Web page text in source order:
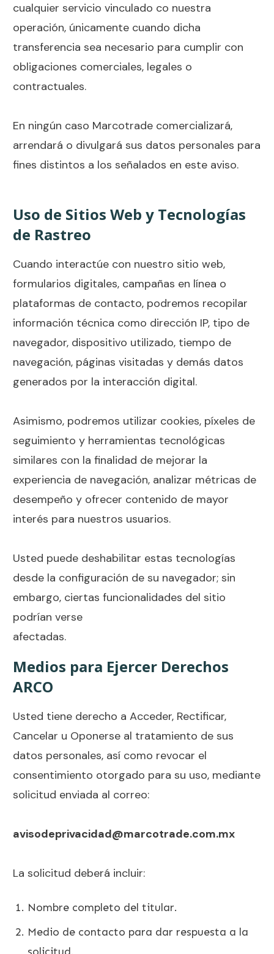
cualquier servicio vinculado co nuestra
operación, únicamente cuando dicha
transferencia sea necesario para cumplir con
obligaciones comerciales, legales o
contractuales.
En ningún caso Marcotrade comercializará,
arrendará o divulgará sus datos personales para
fines distintos a los señalados en este aviso.
Uso de Sitios Web y Tecnologías
de Rastreo
Cuando interactúe con nuestro sitio web,
formularios digitales, campañas en línea o
plataformas de contacto, podremos recopilar
información técnica como dirección IP, tipo de
navegador, dispositivo utilizado, tiempo de
navegación, páginas visitadas y demás datos
generados por la interacción digital.
Asimismo, podremos utilizar cookies, píxeles de
seguimiento y herramientas tecnológicas
similares con la finalidad de mejorar la
experiencia de navegación, analizar métricas de
desempeño y ofrecer contenido de mayor
interés para nuestros usuarios.
Usted puede deshabilitar estas tecnologías
desde la configuración de su navegador; sin
embargo, ciertas funcionalidades del sitio
podrían verse
afectadas.
Medios para Ejercer Derechos
ARCO
Usted tiene derecho a Acceder, Rectificar,
Cancelar u Oponerse al tratamiento de sus
datos personales, así como revocar el
consentimiento otorgado para su uso, mediante
solicitud enviada al correo:
avisodeprivacidad@marcotrade.com.mx
La solicitud deberá incluir:
Nombre completo del titular.
Medio de contacto para dar respuesta a la